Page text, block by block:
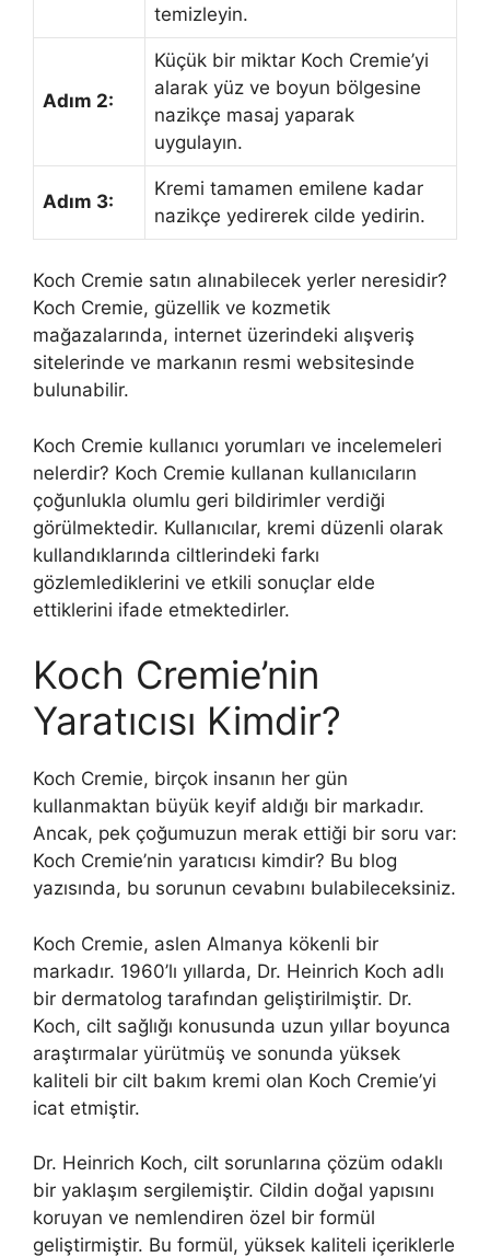
temizleyin.
Adım 2:
Küçük bir miktar Koch Cremie’yi
alarak yüz ve boyun bölgesine
nazikçe masaj yaparak
uygulayın.
Adım 3:
Kremi tamamen emilene kadar
nazikçe yedirerek cilde yedirin.
Koch Cremie satın alınabilecek yerler neresidir?
Koch Cremie, güzellik ve kozmetik
mağazalarında, internet üzerindeki alışveriş
sitelerinde ve markanın resmi websitesinde
bulunabilir.
Koch Cremie kullanıcı yorumları ve incelemeleri
nelerdir? Koch Cremie kullanan kullanıcıların
çoğunlukla olumlu geri bildirimler verdiği
görülmektedir. Kullanıcılar, kremi düzenli olarak
kullandıklarında ciltlerindeki farkı
gözlemlediklerini ve etkili sonuçlar elde
ettiklerini ifade etmektedirler.
Koch Cremie’nin
Yaratıcısı Kimdir?
Koch Cremie, birçok insanın her gün
kullanmaktan büyük keyif aldığı bir markadır.
Ancak, pek çoğumuzun merak ettiği bir soru var:
Koch Cremie’nin yaratıcısı kimdir? Bu blog
yazısında, bu sorunun cevabını bulabileceksiniz.
Koch Cremie, aslen Almanya kökenli bir
markadır. 1960’lı yıllarda, Dr. Heinrich Koch adlı
bir dermatolog tarafından geliştirilmiştir. Dr.
Koch, cilt sağlığı konusunda uzun yıllar boyunca
araştırmalar yürütmüş ve sonunda yüksek
kaliteli bir cilt bakım kremi olan Koch Cremie’yi
icat etmiştir.
Dr. Heinrich Koch, cilt sorunlarına çözüm odaklı
bir yaklaşım sergilemiştir. Cildin doğal yapısını
koruyan ve nemlendiren özel bir formül
geliştirmiştir. Bu formül, yüksek kaliteli içeriklerle